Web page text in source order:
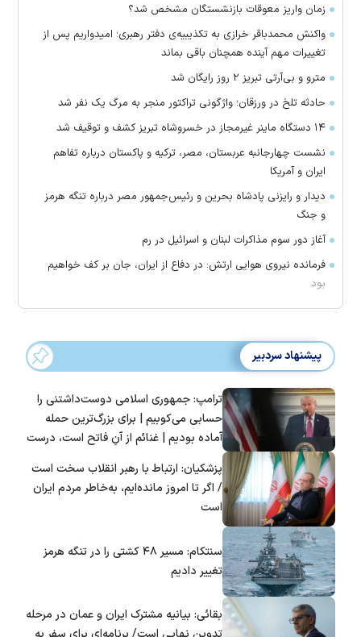
زمان واریز معوقات بازنشستگان مشخص شد؟
واکنش محمدباقر خرازی به تکذیبیه‌ی دفتر رهبری؛ امیدواریم پس از
تغییرات مهم آینده همچنان باقی بماند
مترو و بی‌آرتی تبریز ۲ روز رایگان شد
حادثه تلخ در ورزقان؛ واژگونی تراکتور منجر به مرگ یک نفر شد
۱۴ دستگاه ماینر غیرمجاز در خسروشاه تبریز کشف و توقیف شد
نشست چهارجانبه عربستان، مصر، ترکیه و پاکستان درباره تفاهم
ایران و آمریکا
دیدار و رایزنی پادشاه بحرین و رئیس‌جمهور مصر درباره تنگه هرمز
و جنگ
آغاز دور سوم مذاکرات لبنان و اسرائیل در رم
فرمانده نیروی هوایی ارتش: در دفاع از ایران، جان بر کف خواهیم
بود
پیشنهاد سردبیر
ترامپ: جمهوری اسلامی دوست‌داشتنی را
حسابی می‌کوبیم | برای بزرگ‌ترین حمله
آماده بودیم | غنائم از آنِ فاتح است، درست
پزشکیان: ارتباط با رهبر انقلاب سخت است
/ اگر تا امروز مانده‌ایم، به‌خاطر مردم ایران
است
سنتکام: مسیر ۴۸ کشتی را در تنگه هرمز
تغییر دادیم
بقائی: بیانیه مشترک ایران و عمان در مرحله